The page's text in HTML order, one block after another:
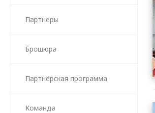
Партнеры
Брошюра
Партнёрская программа
Команда